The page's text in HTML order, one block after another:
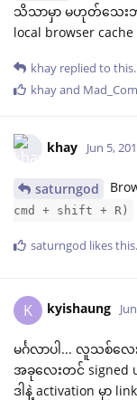
သိသာမှာ မဟုတ်သေးဘူး
local browser
khay replied to this.
khayand
khay Jun 5,
saturngod
cmd + shift + R)
saturngod likes this.
K kyishaung
မင်္ဂလာပါ... လူသစ်လေး
အခုလေးတင်
ဒါနဲ့ activation မှာ